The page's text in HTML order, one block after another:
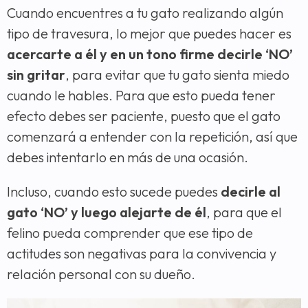
Cuando encuentres a tu gato realizando algún
tipo de travesura, lo mejor que puedes hacer es
acercarte a él y en un tono firme decirle ‘NO’
sin gritar, para evitar que tu gato sienta miedo
cuando le hables. Para que esto pueda tener
efecto debes ser paciente, puesto que el gato
comenzará a entender con la repetición, así que
debes intentarlo en más de una ocasión.
Incluso, cuando esto sucede puedes decirle al
gato ‘NO’ y luego alejarte de él, para que el
felino pueda comprender que ese tipo de
actitudes son negativas para la convivencia y
relación personal con su dueño.